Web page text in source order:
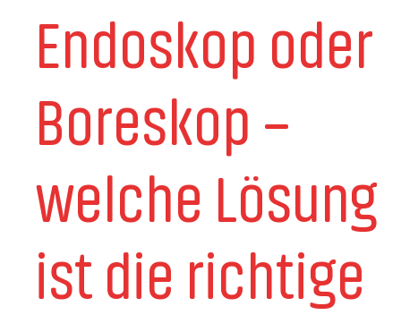
Endoskop oder
Boreskop –
welche Lösung
ist die richtige